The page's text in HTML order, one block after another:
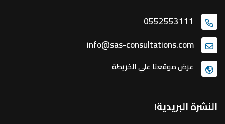
0552553111
info@sas-consultations.com
عرض موقعنا علي الخريطة
النشرة البريدية!